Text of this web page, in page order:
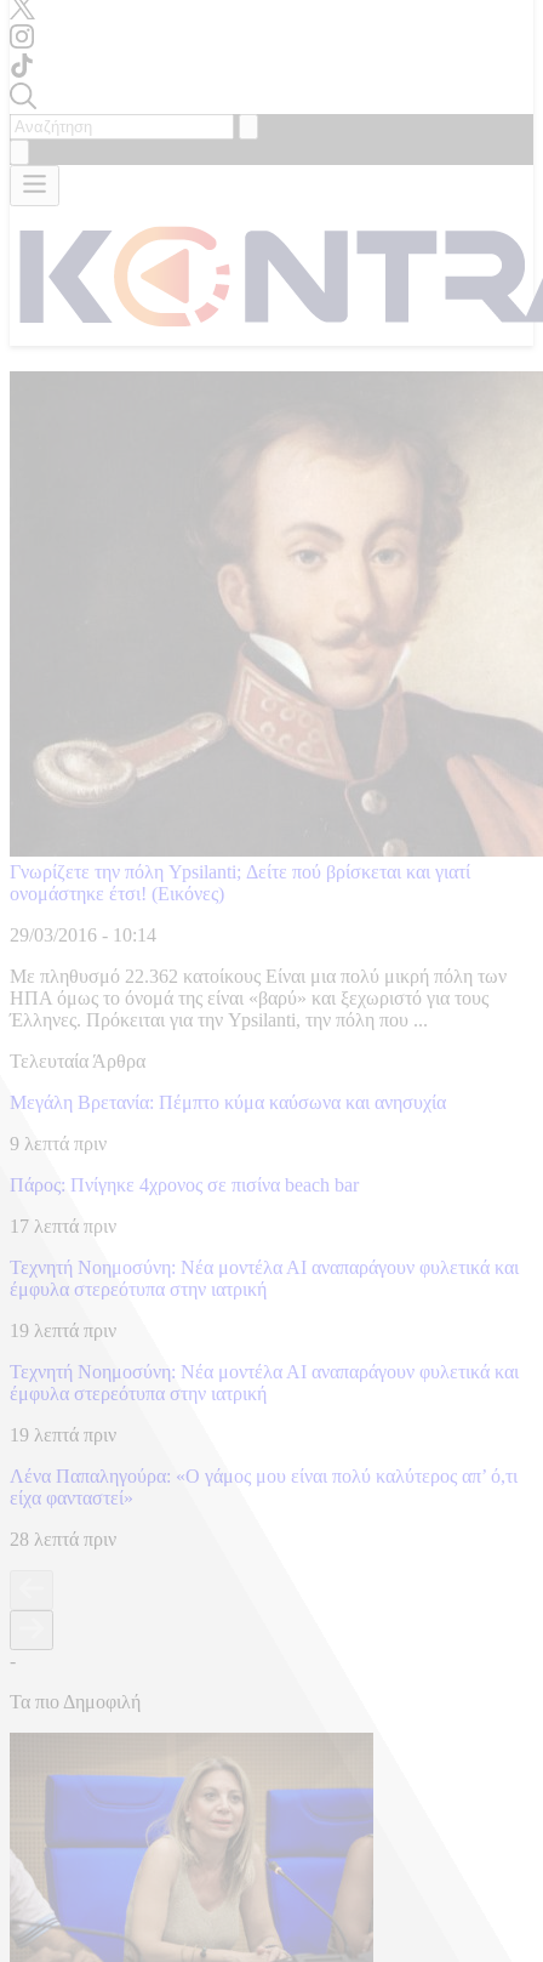
Γνωρίζετε την πόλη Ypsilanti; Δείτε πού βρίσκεται και γιατί
ονομάστηκε έτσι! (Εικόνες)
29/03/2016 - 10:14
Με πληθυσμό 22.362 κατοίκους Είναι μια πολύ μικρή πόλη των
ΗΠΑ όμως το όνομά της είναι «βαρύ» και ξεχωριστό για τους
Έλληνες. Πρόκειται για την Ypsilanti, την πόλη που ...
Τελευταία Άρθρα
Μεγάλη Βρετανία: Πέμπτο κύμα καύσωνα και ανησυχία
9 λεπτά πριν
Πάρος: Πνίγηκε 4χρονος σε πισίνα beach bar
17 λεπτά πριν
Τεχνητή Νοημοσύνη: Νέα μοντέλα ΑΙ αναπαράγουν φυλετικά και
έμφυλα στερεότυπα στην ιατρική
19 λεπτά πριν
Τεχνητή Νοημοσύνη: Νέα μοντέλα ΑΙ αναπαράγουν φυλετικά και
έμφυλα στερεότυπα στην ιατρική
19 λεπτά πριν
Λένα Παπαληγούρα: «Ο γάμος μου είναι πολύ καλύτερος απ’ ό,τι
είχα φανταστεί»
28 λεπτά πριν
-
Τα πιο Δημοφιλή